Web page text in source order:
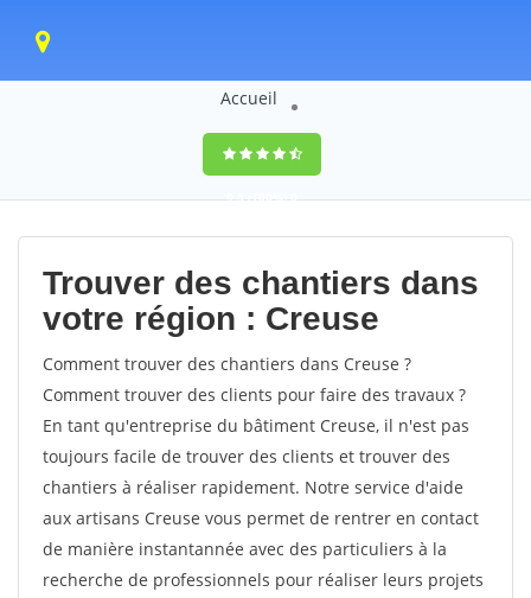
Accueil
9,5(100%)0
votes
Trouver des chantiers dans
votre région : Creuse
Comment trouver des chantiers dans Creuse ?
Comment trouver des clients pour faire des travaux ?
En tant qu'entreprise du bâtiment Creuse, il n'est pas
toujours facile de trouver des clients et trouver des
chantiers à réaliser rapidement. Notre service d'aide
aux artisans Creuse vous permet de rentrer en contact
de manière instantannée avec des particuliers à la
recherche de professionnels pour réaliser leurs projets